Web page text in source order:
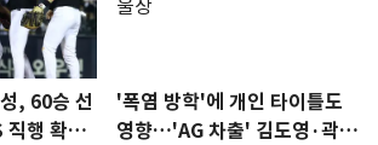
, 60승 선
행 확률
'폭염 방학'에 개인 타이틀도
영향…'AG 차출' 김도영·곽빈